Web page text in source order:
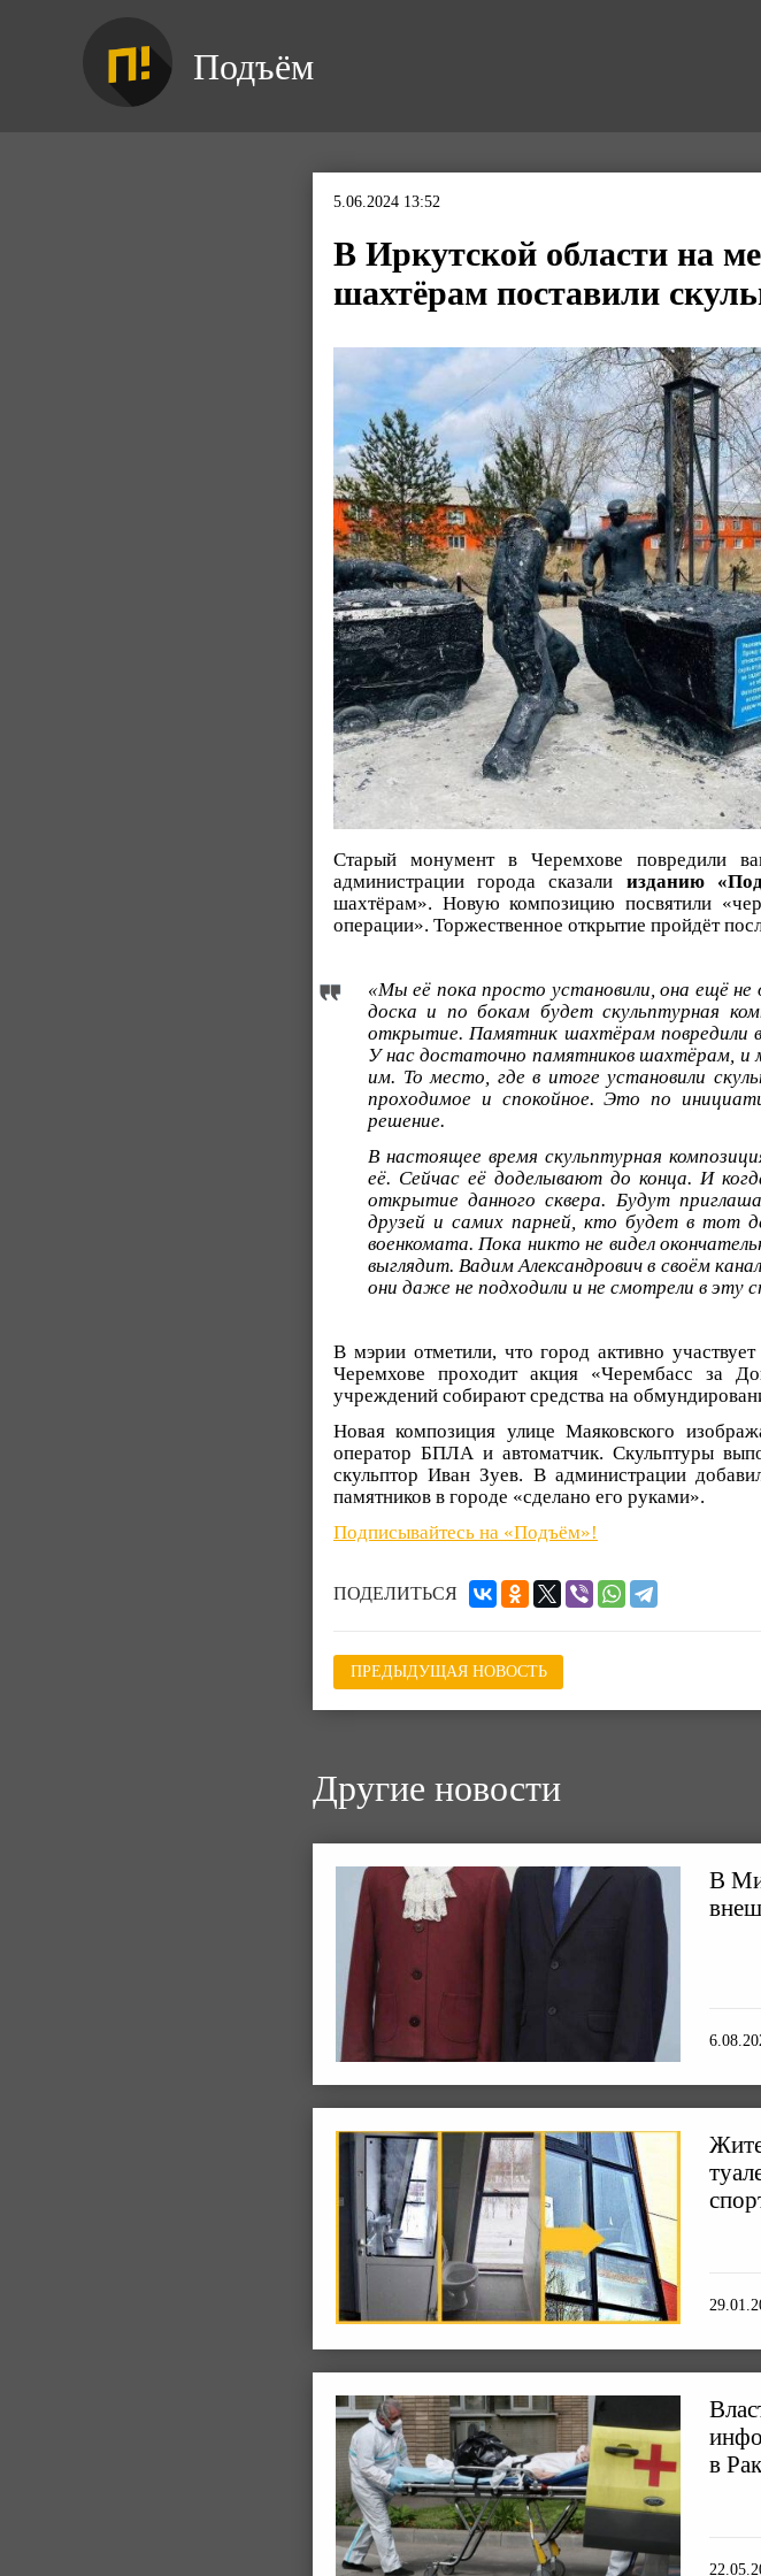
Подъём
5.06.2024 13:52
В Иркутской области на
шахтёрам поставили
Старый монумент в Черемхове повредили
администрации города сказали изданию
шахтёрам». Новую композицию посвятили
операции». Торжественное открытие пройдёт
«Мы её пока просто установили, она ещё
доска и по бокам будет скульптурная
открытие. Памятник шахтёрам повредили
У нас достаточно памятников шахтёрам,
им. То место, где в итоге установили
проходимое и спокойное. Это по
решение.
В настоящее время скульптурная
её. Сейчас её доделывают до конца. И
открытие данного сквера. Будут
друзей и самих парней, кто будет в тот
военкомата. Пока никто не видел
выглядит. Вадим Александрович в своём
они даже не подходили и не смотрели в эту
В мэрии отметили, что город активно
Черемхове проходит акция «Черембасс за
учреждений собирают средства на
Новая композиция улице Маяковского
оператор БПЛА и автоматчик. Скульптуры
скульптор Иван Зуев. В администрации
памятников в городе «сделано его руками».
Подписывайтесь на «Подъём»!
ПОДЕЛИТЬСЯ
ПРЕДЫДУЩАЯ НОВОСТЬ
Другие новости
В
в